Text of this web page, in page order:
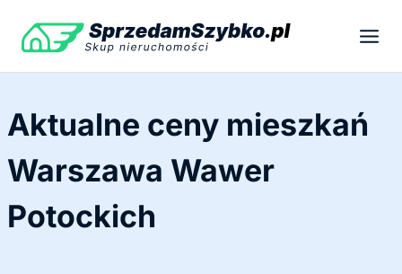
treści
Aktualne ceny mieszkań
Warszawa Wawer
Potockich